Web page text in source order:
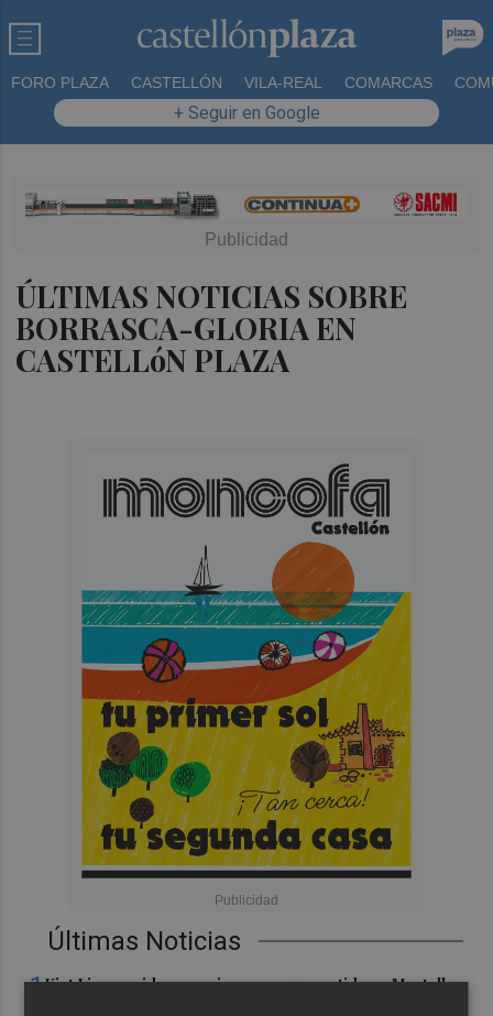
FORO PLAZA CASTELLÓN VILA-REAL COMARCAS
+ Seguir en Google
ÚLTIMAS NOTICIAS SOBRE
BORRASCA-GLORIA EN
CASTELLóN PLAZA
Últimas Noticias
1Kiat Lim preside por primera vez un partido en Mestalla